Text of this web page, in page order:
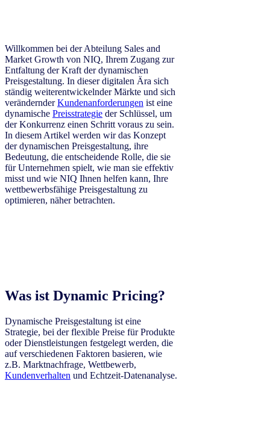
Willkommen bei der Abteilung Sales and
Market Growth von NIQ, Ihrem Zugang zur
Entfaltung der Kraft der dynamischen
Preisgestaltung. In dieser digitalen Ära sich
ständig weiterentwickelnder Märkte und sich
verändernderKundenanforderungen ist eine
dynamische Preisstrategie der Schlüssel, um
der Konkurrenz einen Schritt voraus zu sein.
In diesem Artikel werden wir das Konzept
der dynamischen Preisgestaltung, ihre
Bedeutung, die entscheidende Rolle, die sie
für Unternehmen spielt, wie man sie effektiv
misst und wie NIQ Ihnen helfen kann, Ihre
wettbewerbsfähige Preisgestaltung zu
optimieren, näher betrachten.
Was ist Dynamic Pricing?
Dynamische Preisgestaltung ist eine
Strategie, bei der flexible Preise für Produkte
oder Dienstleistungen festgelegt werden, die
auf verschiedenen Faktoren basieren, wie
z.B. Marktnachfrage, Wettbewerb,
Kundenverhalten und Echtzeit-Datenanalyse.